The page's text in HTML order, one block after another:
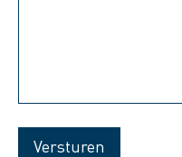
Versturen